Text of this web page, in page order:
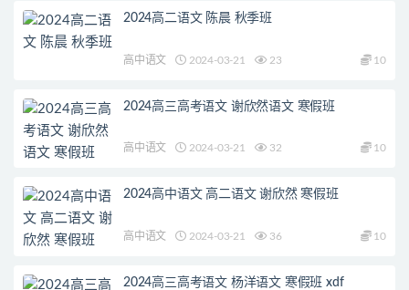
2024高二语文 陈晨 秋季班
高中语文 2024-03-21 23 10
2024高三高考语文 谢欣然语文 寒假班
高中语文 2024-03-21 32 10
2024高中语文 高二语文 谢欣然 寒假班
高中语文 2024-03-21 36 10
2024高三高考语文 杨洋语文 寒假班 xdf